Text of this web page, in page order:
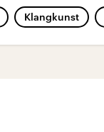
Klangkunst